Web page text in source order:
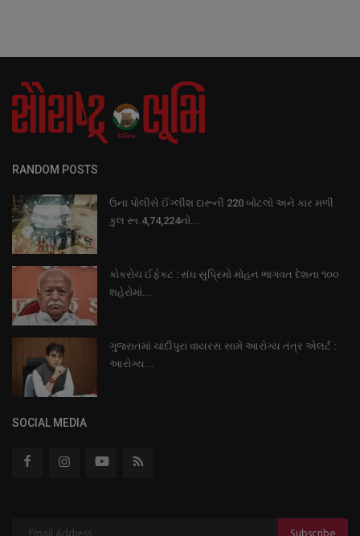
RANDOM POSTS
ઉના પોલીસે ઈંગ્લીશ દારૂની 220 બોટલો અને કાર મળી
કુલ રૂા.4,74,224નો...
કોકરોચ ઈફેકટ : સંઘ સુપ્રિમો મોહન ભાગવત દેશના ૧૦૦
શહેરોમાં...
ગુજરાતમાં ચાંદીપુરા વાયરસ સામે આરોગ્ય તંત્ર એલર્ટ :
આરોગ્ય...
SOCIAL MEDIA